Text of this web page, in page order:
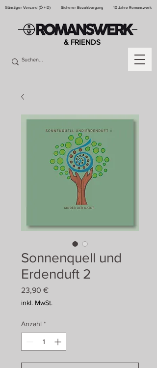
Günstiger Versand (Ö + D) Sicherer Bezahlvorgang 10 Jahre Romanswerk
& FRIENDS
Sonnenquell und
Erdenduft 2
23,90 €Preis
inkl. MwSt.
Anzahl *